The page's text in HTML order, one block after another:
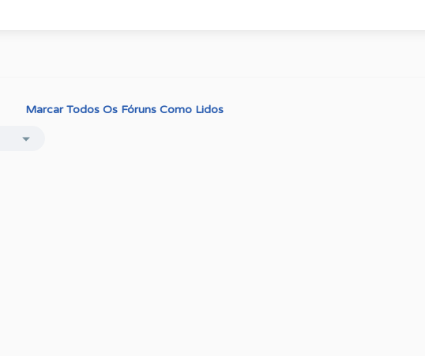
Marcar Todos Os Fóruns Como Lidos